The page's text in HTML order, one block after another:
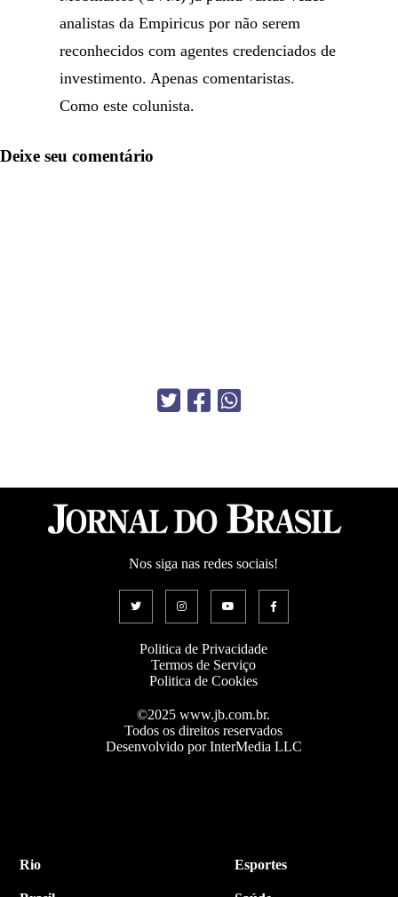
analistas da Empiricus por não serem
reconhecidos com agentes credenciados de
investimento. Apenas comentaristas.
Como este colunista.
Deixe seu comentário
Nos siga nas redes sociais!
Politica de Privacidade
Termos de Serviço
Politica de Cookies
©2025 www.jb.com.br.
Todos os direitos reservados
Desenvolvido por InterMedia LLC
Rio Esportes